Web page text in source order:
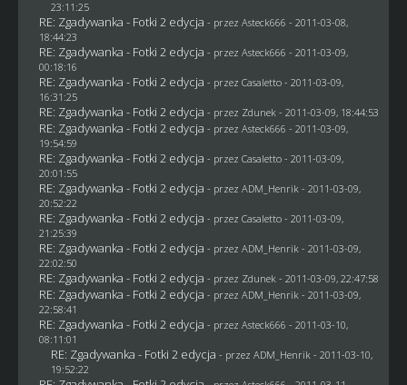
23:11:25
RE: Zgadywanka - Fotki 2 edycja - przez Asteck666 - 2011-03-08,
18:44:23
RE: Zgadywanka - Fotki 2 edycja - przez Asteck666 - 2011-03-09,
00:18:16
RE: Zgadywanka - Fotki 2 edycja - przez Casaletto- 2011-03-09,
16:31:25
RE: Zgadywanka - Fotki 2 edycja - przez Zdunek - 2011-03-09, 18:44:53
RE: Zgadywanka - Fotki 2 edycja - przez Asteck666 - 2011-03-09,
19:54:59
RE: Zgadywanka - Fotki 2 edycja - przez Casaletto- 2011-03-09,
20:01:55
RE: Zgadywanka - Fotki 2 edycja - przez ADM_Henrik - 2011-03-09,
20:52:22
RE: Zgadywanka - Fotki 2 edycja - przez Casaletto- 2011-03-09,
21:25:39
RE: Zgadywanka - Fotki 2 edycja - przez ADM_Henrik - 2011-03-09,
22:02:50
RE: Zgadywanka - Fotki 2 edycja - przez Zdunek - 2011-03-09, 22:47:58
RE: Zgadywanka - Fotki 2 edycja - przez ADM_Henrik - 2011-03-09,
22:58:41
RE: Zgadywanka - Fotki 2 edycja - przez Asteck666 - 2011-03-10,
08:11:01
RE: Zgadywanka - Fotki 2 edycja - przez ADM_Henrik - 2011-03-10,
19:52:22